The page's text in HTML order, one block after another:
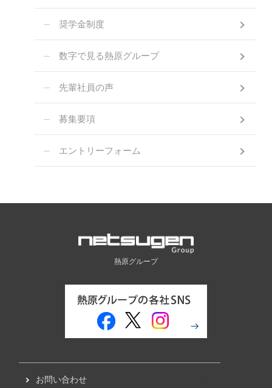
奨学金制度
数字で見る熱原グループ
先輩社員の声
募集要項
エントリーフォーム
熱原グループ
お問い合わせ